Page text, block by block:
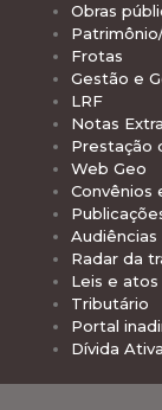
Obras
Frotas
Gestão e
LRF
Notas
Prestação
Web Geo
Convênios
Radar da
Leis e atos
Tributário
Portal
Dívida Ativa